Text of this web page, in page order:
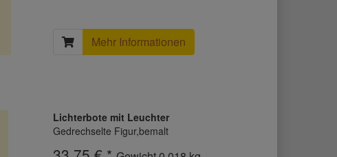
Mehr Informationen
Lichterbote mit Leuchter
Gedrechselte Figur,bemalt